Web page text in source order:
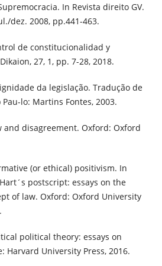
In Revista direito GV.
dez. 2008, pp.441-463.
de constitucionalidad y
27, 1, pp. 7-28, 2018.
da legislação. Tradução de
Pau-lo: Martins Fontes, 2003.
and disagreement. Oxford: Oxford
(or ethical) positivism. In
postscript: essays on the
of law. Oxford: Oxford University
political theory: essays on
Harvard University Press, 2016.